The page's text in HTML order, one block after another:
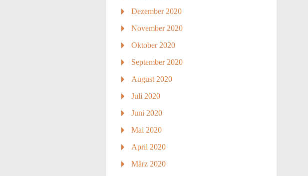
Dezember 2020
November 2020
Oktober 2020
September 2020
August 2020
Juli 2020
Juni 2020
Mai 2020
April 2020
März 2020